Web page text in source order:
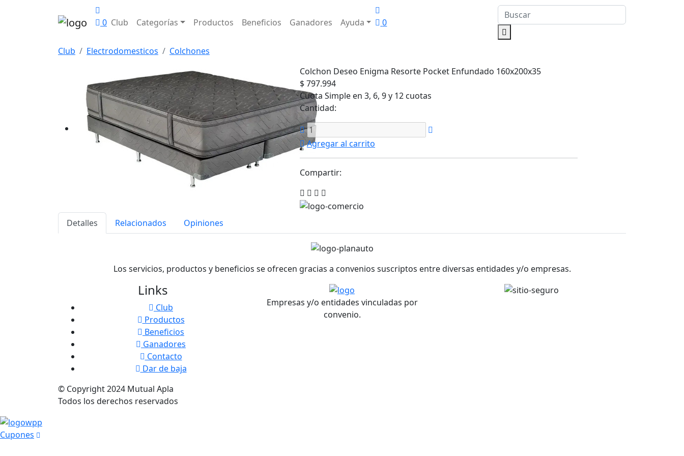
0 Club Categorías Productos Beneficios Ganadores Ayuda 0
Club Electrodomesticos
Colchones
Colchon Deseo Enigma Resorte Pocket Enfundado 160x200x35
$ 797.994
Cuota Simple en 3, 6, 9 y 12 cuotas
Cantidad:
Agregar al carrito
Compartir:
Detalles Relacionados Opiniones
Los servicios, productos y beneficios se ofrecen gracias a convenios suscriptos entre diversas entidades y/o empresas.
Links
Club
Productos
Beneficios
Ganadores
Contacto
Dar de baja
Empresas y/o entidades vinculadas por
convenio.
© Copyright2024 Mutual Apla
Todos los derechos reservados
Cupones